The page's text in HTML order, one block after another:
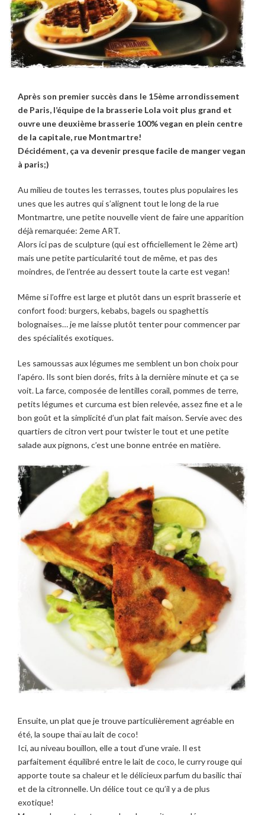
Après son premier succès dans le 15ème arrondissement
de Paris, l’équipe de la brasserie Lola voit plus grand et
ouvre une deuxième brasserie 100% vegan en plein centre
de la capitale, rue Montmartre!
Décidément, ça va devenir presque facile de manger vegan
à paris;)
Au milieu de toutes les terrasses, toutes plus populaires les
unes que les autres qui s’alignent tout le long de la rue
Montmartre, une petite nouvelle vient de faire une apparition
déjà remarquée: 2eme ART.
Alors ici pas de sculpture (qui est officiellement le 2ème art)
mais une petite particularité tout de même, et pas des
moindres, de l’entrée au dessert toute la carte est vegan!
Même si l’offre est large et plutôt dans un esprit brasserie et
confort food: burgers, kebabs, bagels ou spaghettis
bolognaises… je me laisse plutôt tenter pour commencer par
des spécialités exotiques.
Les samoussas aux légumes me semblent un bon choix pour
l’apéro. Ils sont bien dorés, frits à la dernière minute et ça se
voit. La farce, composée de lentilles corail, pommes de terre,
petits légumes et curcuma est bien relevée, assez fine et a le
bon goût et la simplicité d’un plat fait maison. Servie avec des
quartiers de citron vert pour twister le tout et une petite
salade aux pignons, c’est une bonne entrée en matière.
Ensuite, un plat que je trouve particulièrement agréable en
été, la soupe thaï au lait de coco!
Ici, au niveau bouillon, elle a tout d’une vraie. Il est
parfaitement équilibré entre le lait de coco, le curry rouge qui
apporte toute sa chaleur et le délicieux parfum du basilic thaï
et de la citronnelle. Un délice tout ce qu’il y a de plus
exotique!